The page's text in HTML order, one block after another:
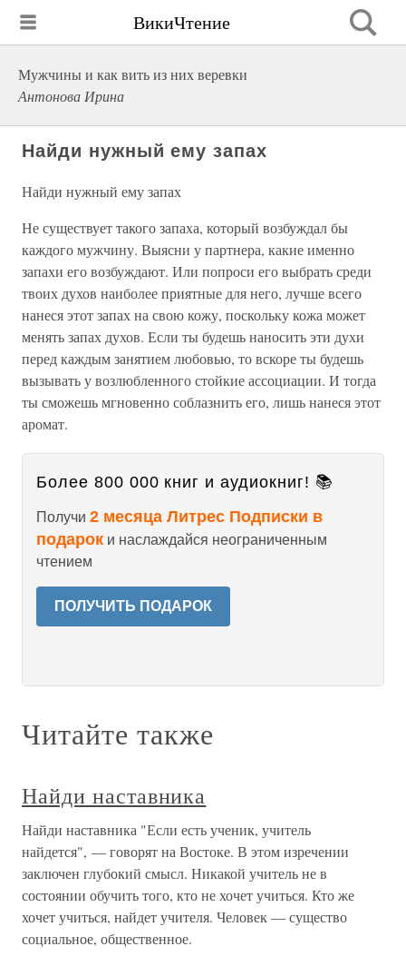
ВикиЧтение
Мужчины и как вить из них веревки
Антонова Ирина
Найди нужный ему запах
Найди нужный ему запах
Не существует такого запаха, который возбуждал бы
каждого мужчину. Выясни у партнера, какие именно
запахи его возбуждают. Или попроси его выбрать среди
твоих духов наиболее приятные для него, лучше всего
нанеся этот запах на свою кожу, поскольку кожа может
менять запах духов. Если ты будешь наносить эти духи
перед каждым занятием любовью, то вскоре ты будешь
вызывать у возлюбленного стойкие ассоциации. И тогда
ты сможешь мгновенно соблазнить его, лишь нанеся этот
аромат.
Более 800 000 книг и аудиокниг! 📚
Получи 2 месяца Литрес Подписки в
подарок и наслаждайся неограниченным
чтением
ПОЛУЧИТЬ ПОДАРОК
Читайте также
Найди наставника
Найди наставника "Если есть ученик, учитель
найдется", — говорят на Востоке. В этом изречении
заключен глубокий смысл. Никакой учитель не в
состоянии обучить того, кто не хочет учиться. Кто же
хочет учиться, найдет учителя. Человек — существо
социальное, общественное.